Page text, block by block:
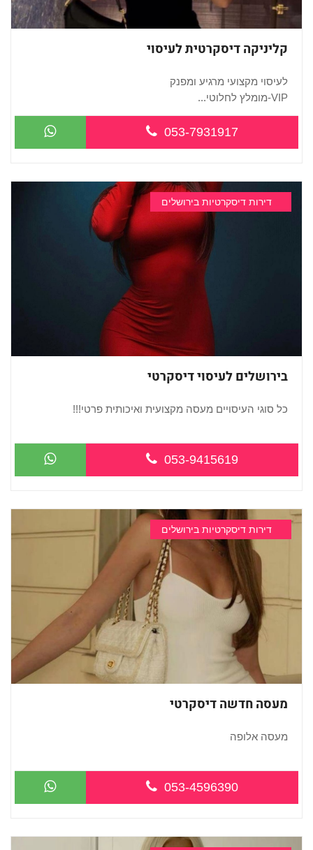
קליניקה דיסקרטית לעיסוי
לעיסוי מקצועי מרגיע ומפנק
VIP-מומלץ לחלוטי...
053-7931917
דירות דיסקרטיות בירושלים
בירושלים לעיסוי דיסקרטי
כל סוגי העיסויים מעסה מקצועית ואיכותית פרטי!!!
053-9415619
דירות דיסקרטיות בירושלים
מעסה חדשה דיסקרטי
מעסה אלופה
053-4596390